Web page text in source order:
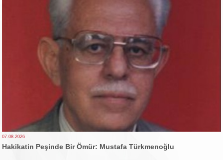
07.08.2026
Hakikatin Peşinde Bir Ömür: Mustafa Türkmenoğlu